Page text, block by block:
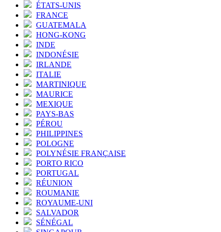
ÉTATS-UNIS
FRANCE
GUATEMALA
HONG-KONG
INDE
INDONÉSIE
IRLANDE
ITALIE
MARTINIQUE
MAURICE
MEXIQUE
PAYS-BAS
PÉROU
PHILIPPINES
POLOGNE
POLYNÉSIE FRANÇAISE
PORTO RICO
PORTUGAL
RÉUNION
ROUMANIE
ROYAUME-UNI
SALVADOR
SÉNÉGAL